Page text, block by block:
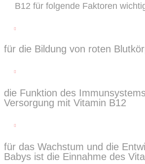
B12 für folgende Faktoren

für die Bildung von roten

die Funktion des
Versorgung mit Vitamin B12

für das Wachstum und die
Babys ist die Einnahme des